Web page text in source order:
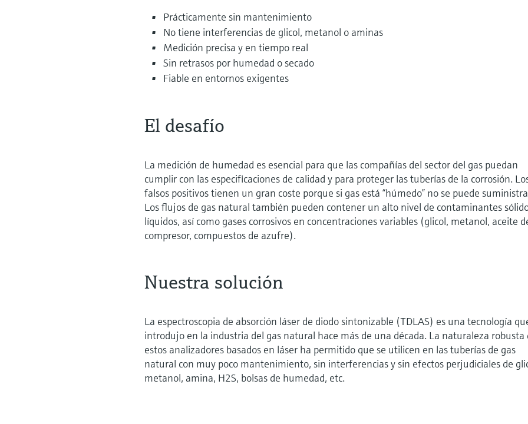
Prácticamente sin mantenimiento
No tiene interferencias de glicol, metanol o aminas
Medición precisa y en tiempo real
Sin retrasos por humedad o secado
Fiable en entornos exigentes
El desafío
La medición de humedad es esencial para que las compañías del sector del gas puedan
cumplir con las especificaciones de calidad y para proteger las tuberías de la corrosión.
falsos positivos tienen un gran coste porque si gas está “húmedo” no se puede
Los flujos de gas natural también pueden contener un alto nivel de contaminantes
líquidos, así como gases corrosivos en concentraciones variables (glicol, metanol, aceite
compresor, compuestos de azufre).
Nuestra solución
La espectroscopia de absorción láser de diodo sintonizable (TDLAS) es una tecnología
introdujo en la industria del gas natural hace más de una década. La naturaleza robusta
estos analizadores basados en láser ha permitido que se utilicen en las tuberías de gas
natural con muy poco mantenimiento, sin interferencias y sin efectos perjudiciales de
metanol, amina, H2S, bolsas de humedad, etc.